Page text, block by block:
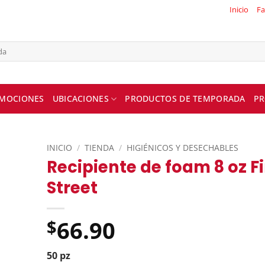
Inicio
UBICACIONES PRODUCTOS DE TEMPORADA
INICIO / TIENDA / HIGIÉNICOS Y DESECHABLES
Recipiente de foam 8 oz
Street
$66.90
50 pz